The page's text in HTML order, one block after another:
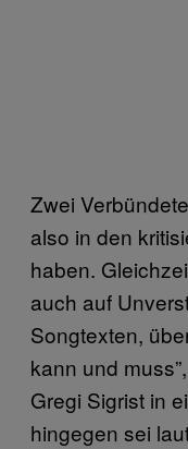
Zwei
also in den
haben.
auch auf
Songtexten,
kann und
Gregi Sigrist in
hingegen sei